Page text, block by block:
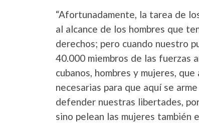
“Afortunadamente, la tarea de
al alcance de los hombres que
derechos; pero cuando nuestro
40.000 miembros de las fuerzas
cubanos, hombres y mujeres,
necesarias para que aquí se
defender nuestras libertades,
sino pelean las mujeres también